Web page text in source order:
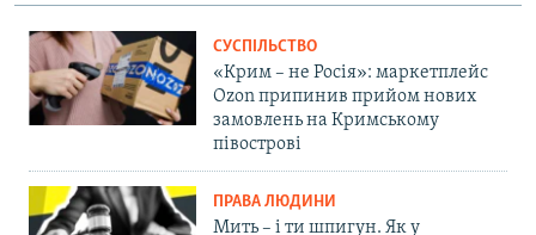
СУСПІЛЬСТВО
«Крим – не Росія»: маркетплейс
Ozon припинив прийом нових
замовлень на Кримському
півострові
ПРАВА ЛЮДИНИ
Мить – і ти шпигун. Як у